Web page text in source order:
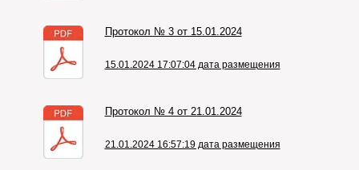
Протокол № 3 от 15.01.2024
15.01.2024 17:07:04 дата размещения
Протокол № 4 от 21.01.2024
21.01.2024 16:57:19 дата размещения